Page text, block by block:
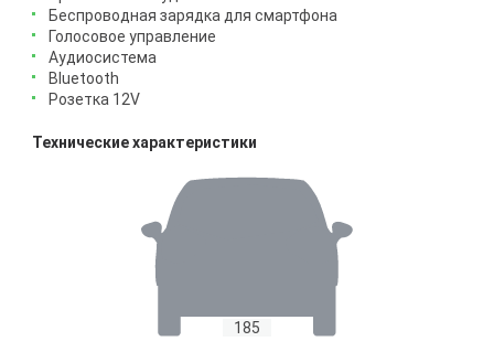
Беспроводная зарядка для смартфона
Голосовое управление
Аудиосистема
Bluetooth
Розетка 12V
Технические характеристики
185